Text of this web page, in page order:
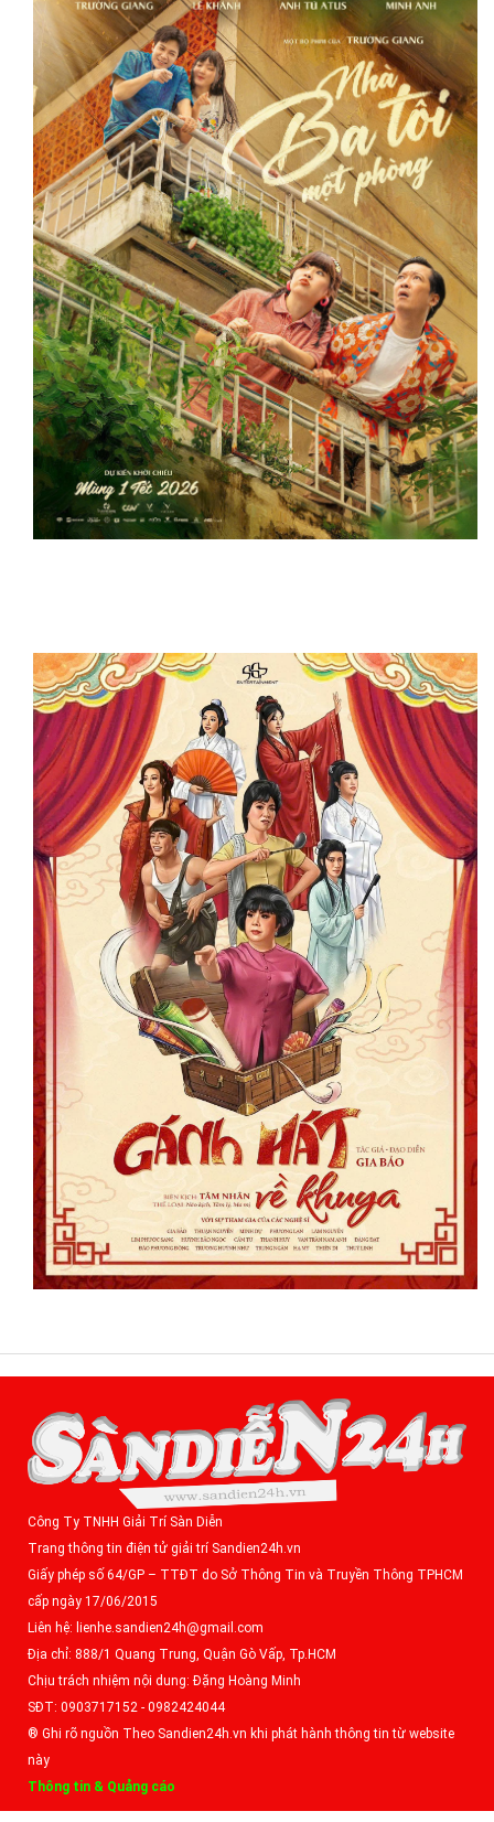
Công Ty TNHH Giải Trí Sàn Diễn
Trang thông tin điện tử giải trí Sandien24h.vn
Giấy phép số 64/GP – TTĐT do Sở Thông Tin và Truyền Thông TPHCM
cấp ngày 17/06/2015
Liên hệ: lienhe.sandien24h@gmail.com
Địa chỉ: 888/1 Quang Trung, Quận Gò Vấp, Tp.HCM
Chịu trách nhiệm nội dung: Đặng Hoàng Minh
SĐT: 0903717152 - 0982424044
® Ghi rõ nguồn Theo Sandien24h.vn khi phát hành thông tin từ website
này
Thông tin & Quảng cáo